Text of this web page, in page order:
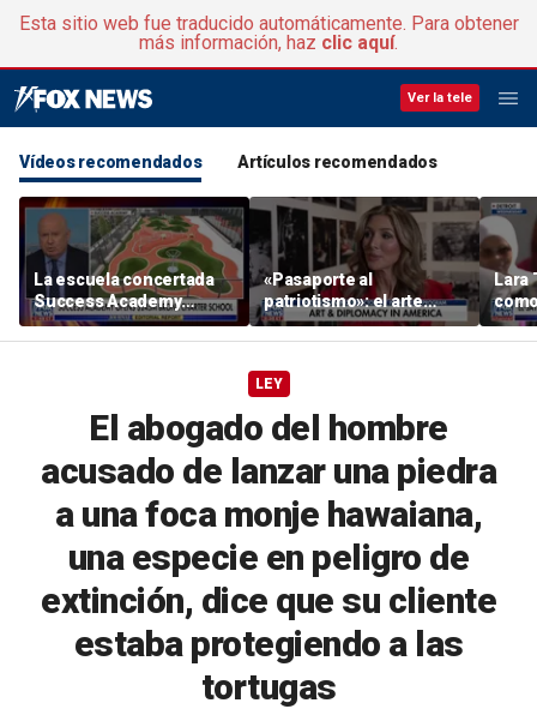
Esta sitio web fue traducido automáticamente. Para obtener
más información, haz clic aquí.
Ver la tele
Vídeos recomendados Artículos recomendados
La escuela concertada
Success Academy
inaugura un campus de
245 millones de dólares
«Pasaporte al
patriotismo»: el arte
como herramienta
diplomática
Lara
LEY
El abogado del hombre
acusado de lanzar una piedra
a una foca monje hawaiana,
una especie en peligro de
extinción, dice que su cliente
estaba protegiendo a las
tortugas